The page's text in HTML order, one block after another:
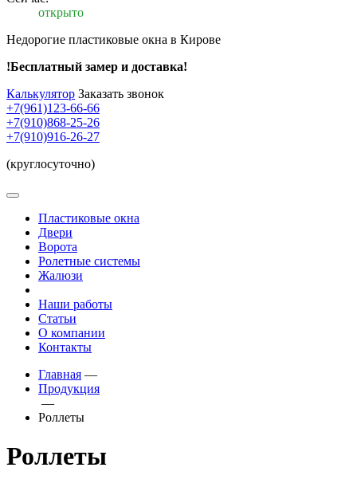
открыто
Недорогие пластиковые окна в Кирове
!Бесплатный замер и доставка!
Калькулятор Заказать звонок
+7(961)123-66-66
+7(910)868-25-26
+7(910)916-26-27
(круглосуточно)
Пластиковые окна
Двери
Ворота
Ролетные системы
Жалюзи
Наши работы
Статьи
О компании
Контакты
Главная —
Продукция
—
Роллеты
Роллеты